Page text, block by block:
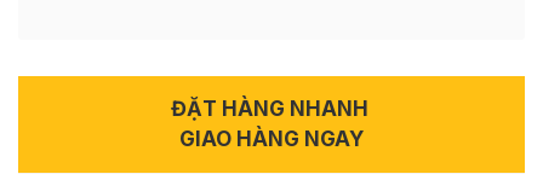
ĐẶT HÀNG NHANH
GIAO HÀNG NGAY